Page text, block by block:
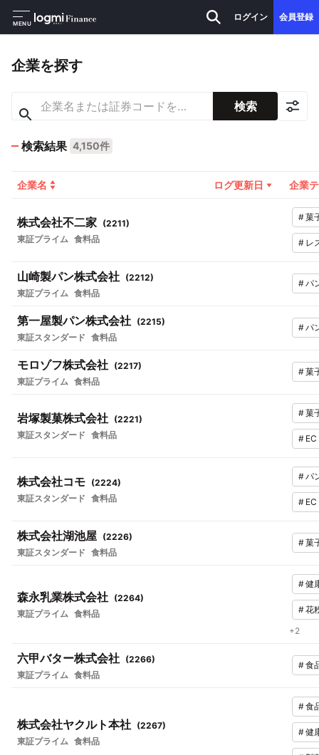
MENU
ログイン 会員登録
企業を探す
検索
検索結果 4,150件
企業名 ログ更新日 企業
株式会社不二家 (2211)
東証プライム 食料品
#菓
# レ
山崎製パン株式会社 (2212)
東証プライム 食料品
#パ
第一屋製パン株式会社 (2215)
東証スタンダード 食料品
#パ
モロゾフ株式会社 (2217)
東証プライム 食料品
#菓
岩塚製菓株式会社 (2221)
東証スタンダード 食料品
#菓
#
株式会社コモ (2224)
東証スタンダード 食料品
#パ
#
株式会社湖池屋 (2226)
東証スタンダード 食料品
#菓
森永乳業株式会社 (2264)
東証プライム 食料品
#健
#花
+2
六甲バター株式会社 (2266)
東証プライム 食料品
#食
株式会社ヤクルト本社 (2267)
東証プライム 食料品
#食
#健